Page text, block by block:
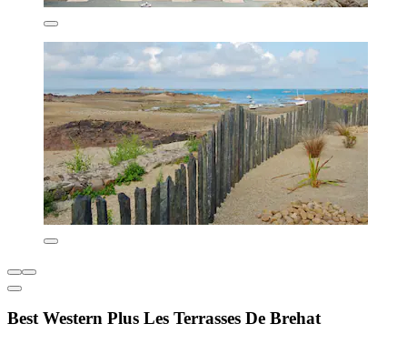
Best Western Plus Les Terrasses De Brehat